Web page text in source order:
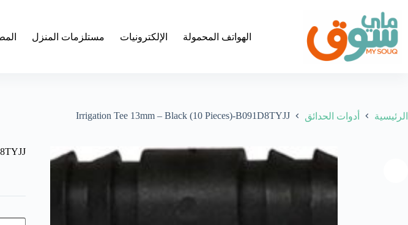
إلى
المحتوى
الهواتف المحمولة الإلكترونيات مستلزمات المنزل
الرئيسية أدوات الحدائق Irrigation Tee 13mm – Black (10 Pieces)-B091D8TYJJ